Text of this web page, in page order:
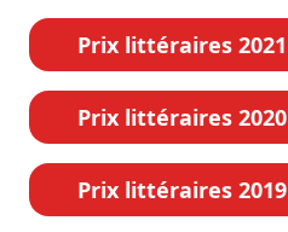
Prix littéraires 2021
Prix littéraires 2020
Prix littéraires 2019